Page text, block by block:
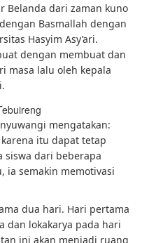
Belanda dari zaman kuno
Basmallah dengan
Hasyim Asy’ari.
dengan membuat dan
masa lalu oleh kepala
mengatakan:
itu dapat tetap
dari beberapa
ia semakin memotivasi
dua hari. Hari pertama
dan lokakarya pada hari
ini akan menjadi ruang